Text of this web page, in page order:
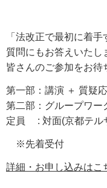
「法改正で最初に着
質問にもお答えいたし
皆さんのご参加をお待
第一部：講演 ＋ 質疑
第二部：グループワー
定員 : 対面(京都テル
※先着受付
詳細・お申し込みはこ